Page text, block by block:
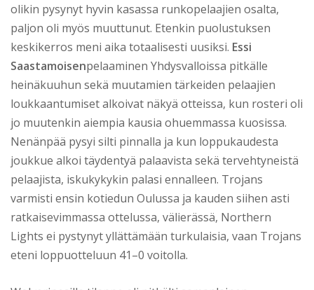
olikin pysynyt hyvin kasassa runkopelaajien osalta,
paljon oli myös muuttunut. Etenkin puolustuksen
keskikerros meni aika totaalisesti uusiksi. Essi
Saastamoisenpelaaminen Yhdysvalloissa pitkälle
heinäkuuhun sekä muutamien tärkeiden pelaajien
loukkaantumiset alkoivat näkyä otteissa, kun rosteri oli
jo muutenkin aiempia kausia ohuemmassa kuosissa.
Nenänpää pysyi silti pinnalla ja kun loppukaudesta
joukkue alkoi täydentyä palaavista sekä tervehtyneistä
pelaajista, iskukykykin palasi ennalleen. Trojans
varmisti ensin kotiedun Oulussa ja kauden siihen asti
ratkaisevimmassa ottelussa, välierässä, Northern
Lights ei pystynyt yllättämään turkulaisia, vaan Trojans
eteni loppuotteluun 41–0 voitolla.